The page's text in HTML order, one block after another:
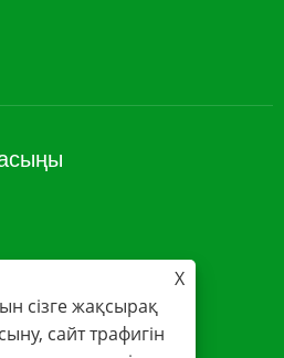
ДАҢҚЫ, ЧЕНСИ СТРЕТ,
X
сізге жақсырақ
сайт трафигін